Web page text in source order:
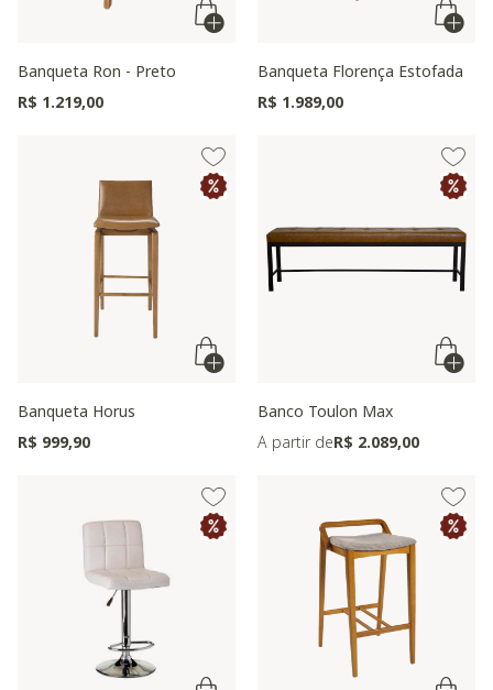
Banqueta Ron - Preto
R$ 1.219,00
Banqueta Florença Estofada
R$ 1.989,00
Banqueta Horus
R$ 999,90
Banco Toulon Max
A partir deR$ 2.089,00